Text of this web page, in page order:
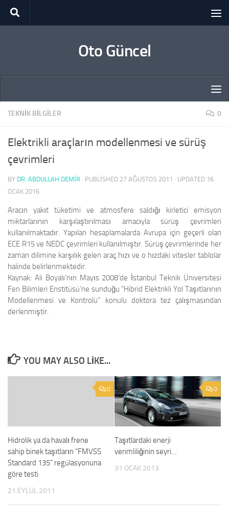
Skip to content
Oto Güncel
TEKNIK BILGILER 0
Elektrikli araçların modellenmesi ve sürüş
çevrimleri
BY DR. ABDULLAH DEMİR · PUBLISHED 27 AĞUSTOS 2011 · UPDATED 16
OCAK 2016
Aracın yakıt tüketimi ve atmosfere saldığı kirletici emisyon
miktarlarının karşılaştırılması amacıyla sürüş çevrimleri
kullanılmaktadır. Yapılan hesaplamalarda Avrupa için geçerli olan
ECE R15 ve NEDC çevrimleri kullanılmıştır. Sürüş çevrimlerinde her
zaman dilimine karşılık gelen araç hızı ve o hızdaki vitesler tablolar
halinde belirlenmektedir.
Kaynak: Ali Boyalı’nın Mayıs 2008’de İstanbul Teknik Üniversitesi
Fen Bilimleri Enstitüsü’ne sunduğu “Hibrid Elektrikli Yol Taşıtlarının
Modellenmesi ve Kontrolü” konulu doktora tez çalışmasından
derlenmiştir.
YOU MAY ALSO LIKE...
0
Hidrolik ya da havalı frene
sahip binek taşıtların “FMVSS
Standard 135” regülasyonuna
göre testi
21 EYLÜL 2011
0
Taşıtlardaki enerji
verimliliğinin seyri…
31 OCAK 2013